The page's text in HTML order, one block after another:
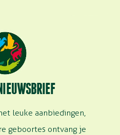
leuke aanbiedingen,
geboortes ontvang je